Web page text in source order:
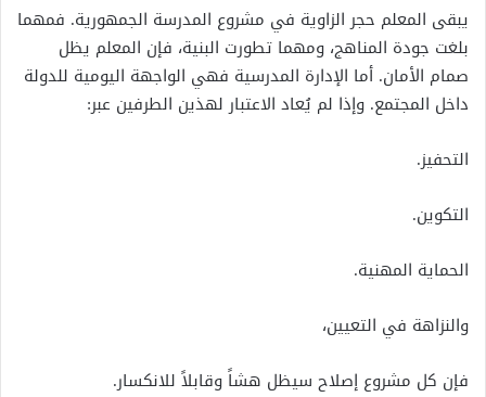
يبقى المعلم حجر الزاوية في مشروع المدرسة الجمهورية. فمهما
بلغت جودة المناهج، ومهما تطورت البنية، فإن المعلم يظل
صمام الأمان. أما الإدارة المدرسية فهي الواجهة اليومية للدولة
داخل المجتمع. وإذا لم يُعاد الاعتبار لهذين الطرفين عبر:
التحفيز.
التكوين.
الحماية المهنية.
والنزاهة في التعيين،
فإن كل مشروع إصلاح سيظل هشاً وقابلاً للانكسار.